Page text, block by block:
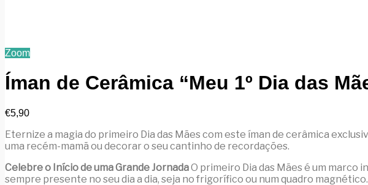
Zoom
Íman de Cerâmica “Meu 1º Dia das
€5,90
Eternize a magia do primeiro Dia das Mães com este íman de cerâmica
uma recém-mamã ou decorar o seu cantinho de recordações.
Celebre o Início de uma Grande JornadaO primeiro Dia das Mães é um marco
sempre presente no seu dia a dia, seja no frigorífico ou num quadro